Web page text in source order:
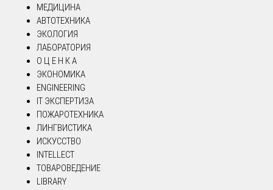
МЕДИЦИНА
АВТОТЕХНИКА
ЭКОЛОГИЯ
ЛАБОРАТОРИЯ
О Ц Е Н К А
ЭКОНОМИКА
ENGINEERING
IT ЭКСПЕРТИЗА
ПОЖАРОТЕХНИКА
ЛИНГВИСТИКА
ИСКУССТВО
INTELLECT
ТОВАРОВЕДЕНИЕ
LIBRARY